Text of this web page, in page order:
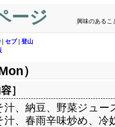
ージ 興味のあるこ
セブ| 登山
）
］
汁、納豆、野菜ジュー
汁、春雨辛味炒め、冷